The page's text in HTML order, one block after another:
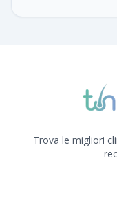
Trova le migliori